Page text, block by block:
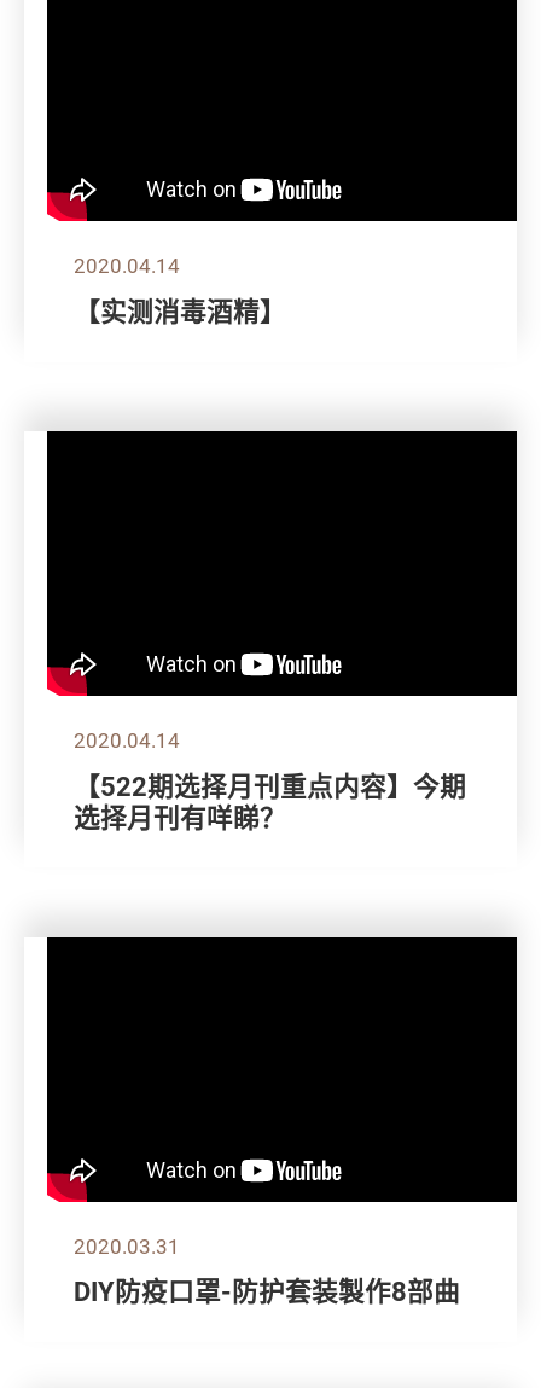
2020.04.14
【实测消毒酒精】
2020.04.14
【522期选择月刊重点内容】今期
选择月刊有咩睇？
2020.03.31
DIY防疫口罩-防护套装製作8部曲